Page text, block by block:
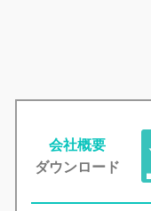
会社概要
ダウンロード